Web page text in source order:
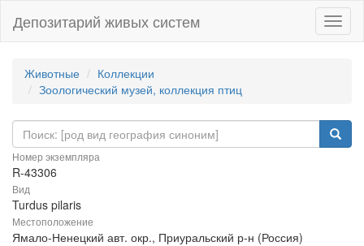
Депозитарий живых систем
Животные
Коллекции
Зоологический музей, коллекция птиц
Номер экземпляра
R-43306
Вид
Turdus pilaris
Местоположение
Ямало-Ненецкий авт. окр., Приуральский р-н (Россия)